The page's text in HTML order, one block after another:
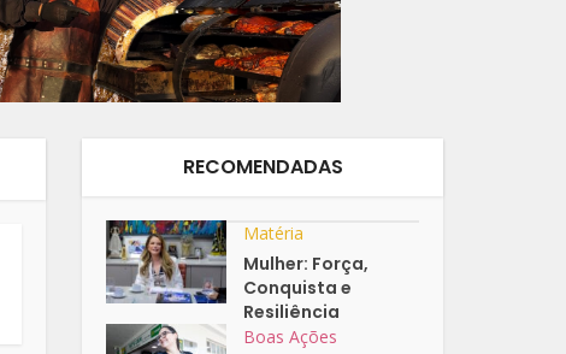
RECOMENDADAS
Matéria
Mulher: Força,
Conquista e
Resiliência
Boas Ações